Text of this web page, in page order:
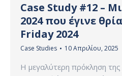
Case Study #12 –
2024 που έγινε
Friday 2024
Case Studies 10 Απριλίου, 2025
Η μεγαλύτερη πρόκληση